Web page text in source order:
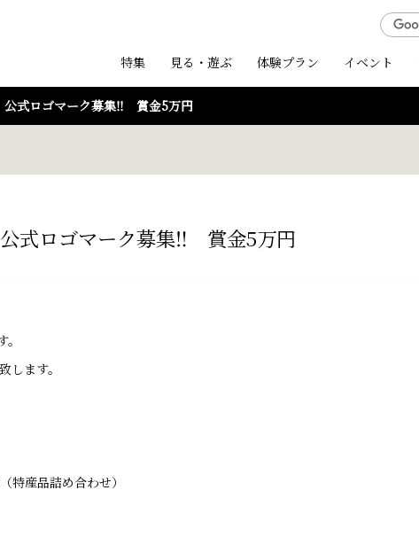
特集 見る・遊ぶ 体験プラン イベント
公式ロゴマーク募集‼ 賞金5万円
式ロゴマーク募集‼ 賞金5万円
します。
産品詰め合わせ）